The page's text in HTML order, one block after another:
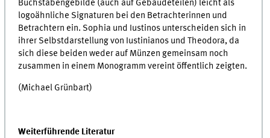
Buchstabengebilde (auch auf Gebäudeteilen) leicht als
logoähnliche Signaturen bei den Betrachterinnen und
Betrachtern ein. Sophia und Iustinos unterscheiden sich in
ihrer Selbstdarstellung von Iustinianos und Theodora, da
sich diese beiden weder auf Münzen gemeinsam noch
zusammen in einem Monogramm vereint öffentlich zeigten.
(Michael Grünbart)
Weiterführende Literatur